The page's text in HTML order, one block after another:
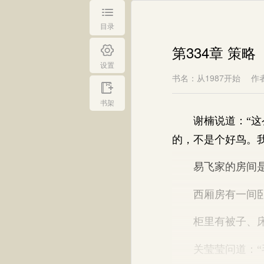
目录
设置
书架
第334章 策略
书名：从1987开始 作
谢楠说道：“这
的，不是个好鸟。
易飞家的房间是
西厢房有一间卧
柜里有被子、床
关莹莹问道：“